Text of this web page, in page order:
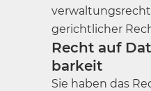
gerichtlicher
Recht auf
barkeit
Sie haben das